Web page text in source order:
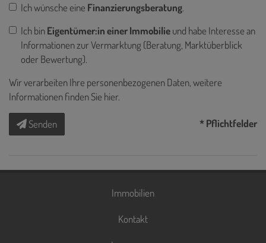
Ich wünsche eine Finanzierungsberatung.
Ich binEigentümer:in einer Immobilieund habe Interesse an
Informationen zur Vermarktung (Beratung, Marktüberblick
oder Bewertung).
Wir verarbeiten Ihre personenbezogenen Daten, weitere
Informationen finden Sie hier.
Senden * Pflichtfelder
Immobilien
Kontakt